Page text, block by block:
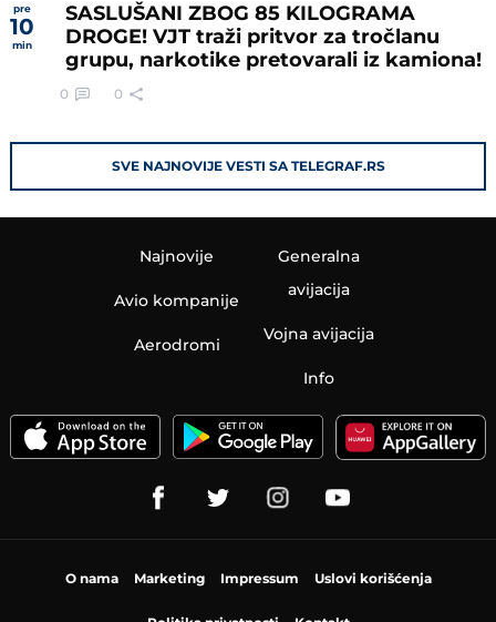
pre
10
min
SASLUŠANI ZBOG 85 KILOGRAMA
DROGE! VJT traži pritvor za tročlanu
grupu, narkotike pretovarali iz kamiona!
0 0
SVE NAJNOVIJE VESTI SA TELEGRAF.RS
Najnovije
Avio kompanije
Aerodromi
Generalna
avijacija
Vojna avijacija
Info
O nama Marketing Impressum Uslovi korišćenja